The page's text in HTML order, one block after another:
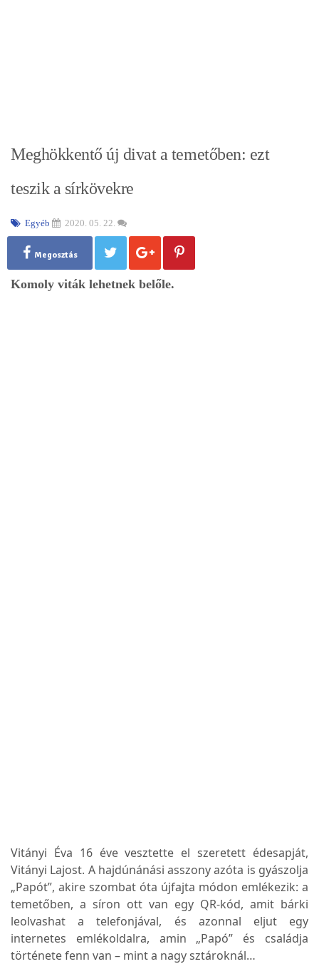
Meghökkentő új divat a temetőben: ezt
teszik a sírkövekre
Egyéb 2020. 05. 22.
Megosztás
Komoly viták lehetnek belőle.
Vitányi Éva 16 éve vesztette el szeretett édesapját,
Vitányi Lajost. A hajdúnánási asszony azóta is gyászolja
„Papót”, akire szombat óta újfajta módon emlékezik: a
temetőben, a síron ott van egy QR-kód, amit bárki
leolvashat a telefonjával, és azonnal eljut egy
internetes emlékoldalra, amin „Papó” és családja
története fenn van – mint a nagy sztároknál…